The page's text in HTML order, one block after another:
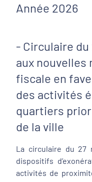
Année 2026
- Circulaire
aux nouvelles
fiscale en
des activités
quartiers
de la ville
La circulaire du 27
dispositifs
activités de